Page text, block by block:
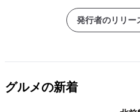
発行者のリリー
グルメの新着